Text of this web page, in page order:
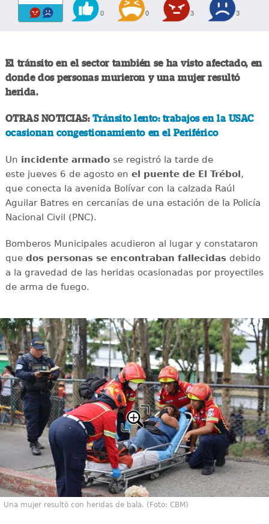
0 0 3 3
El tránsito en el sector también se ha visto afectado, en
donde dos personas murieron y una mujer resultó
herida.
OTRAS NOTICIAS: Tránsito lento: trabajos en la USAC
ocasionan congestionamiento en el Periférico
Un incidente armadose registró la tarde de
este jueves 6 de agosto en el puente de El Trébol,
que conecta la avenida Bolívar con la calzada Raúl
Aguilar Batres en cercanías de una estación de la Policía
Nacional Civil (PNC).
Bomberos Municipales acudieron al lugar y constataron
que dos personas se encontraban fallecidasdebido
a la gravedad de las heridas ocasionadas por proyectiles
de arma de fuego.
Una mujer resultó con heridas de bala. (Foto: CBM)